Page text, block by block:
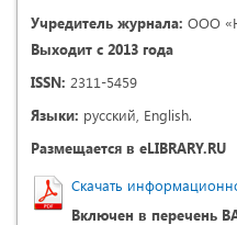
Учредитель журнала: ООО
Выходит с 2013 года
ISSN: 2311-5459
Языки: русский, English.
Размещается в eLIBRARY.RU
Скачать
Включен в перечень